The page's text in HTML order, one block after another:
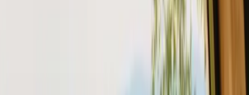
i New South
i New South Wales og opplev